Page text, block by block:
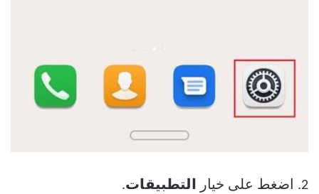
2. اضغط على خيار التطبيقات.